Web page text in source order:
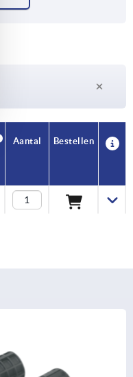
Aantal Bestellen